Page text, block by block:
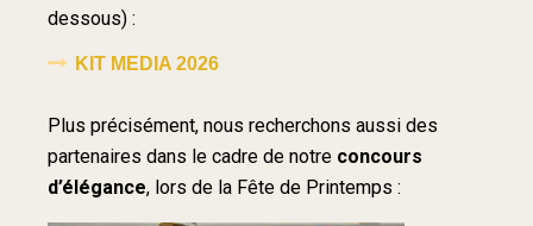
dessous) :
KIT MEDIA 2026
Plus précisément, nous recherchons aussi des
partenaires dans le cadre de notre concours
d’élégance, lors de la Fête de Printemps :